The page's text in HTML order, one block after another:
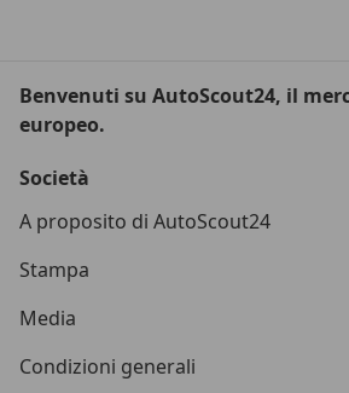
Benvenuti su AutoScout24, il
europeo.
Società
A proposito di AutoScout24
Stampa
Media
Condizioni generali